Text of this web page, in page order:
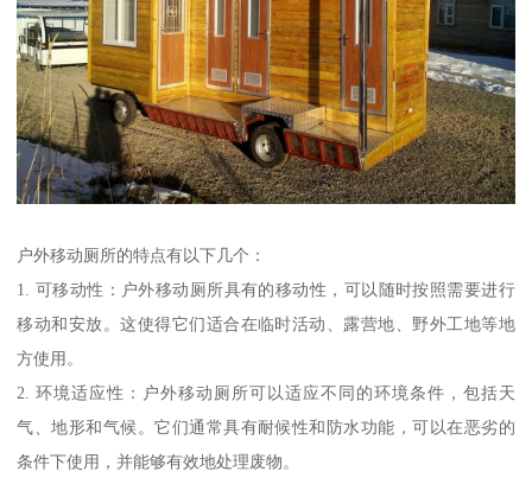
户外移动厕所的特点有以下几个：
1. 可移动性：户外移动厕所具有的移动性，可以随时按照需要进行
移动和安放。这使得它们适合在临时活动、露营地、野外工地等地
方使用。
2. 环境适应性：户外移动厕所可以适应不同的环境条件，包括天
气、地形和气候。它们通常具有耐候性和防水功能，可以在恶劣的
条件下使用，并能够有效地处理废物。